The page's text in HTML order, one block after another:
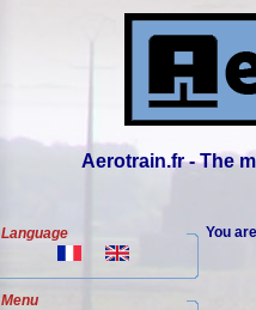
Aerotrain.fr - The
Language
Menu
You